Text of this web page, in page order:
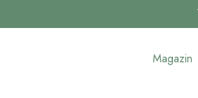
Magazin